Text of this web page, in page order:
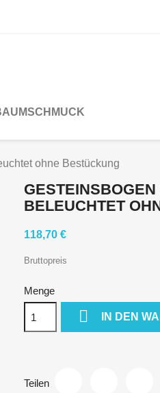
ohne Bestückung
BELEUCHTET
118,70 €
Bruttopreis
Menge
 IN DEN
Teilen